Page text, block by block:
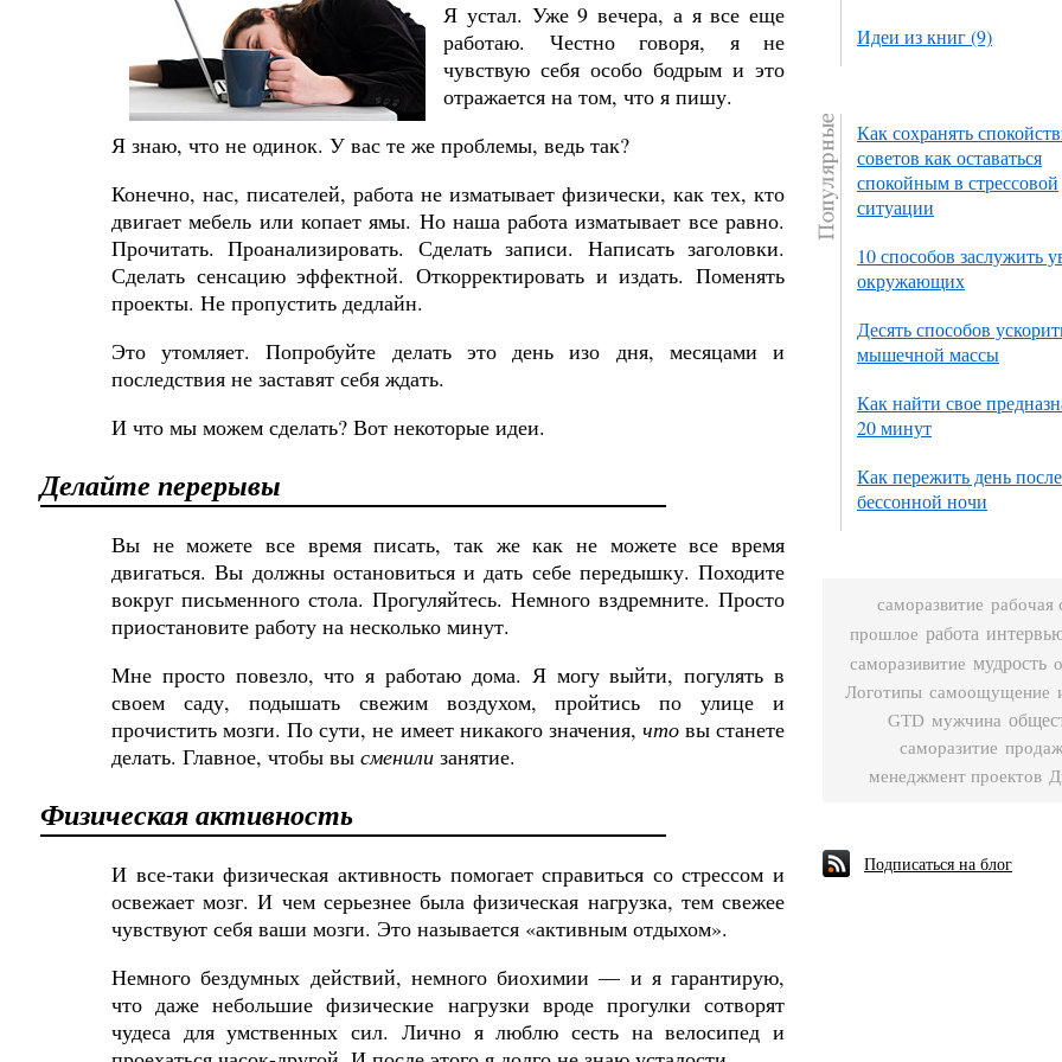
Я устал. Уже 9 вечера, а я все еще
работаю. Честно говоря, я не
чувствую себя особо бодрым и это
отражается на том, что я пишу.
Я знаю, что не одинок. У вас те же проблемы, ведь так?
Конечно, нас, писателей, работа не изматывает физически, как тех, кто
двигает мебель или копает ямы. Но наша работа изматывает все равно.
Прочитать. Проанализировать. Сделать записи. Написать заголовки.
Сделать сенсацию эффектной. Откорректировать и издать. Поменять
проекты. Не пропустить дедлайн.
Это утомляет. Попробуйте делать это день изо дня, месяцами и
последствия не заставят себя ждать.
И что мы можем сделать? Вот некоторые идеи.
Делайте перерывы
Вы не можете все время писать, так же как не можете все время
двигаться. Вы должны остановиться и дать себе передышку. Походите
вокруг письменного стола. Прогуляйтесь. Немного вздремните. Просто
приостановите работу на несколько минут.
Мне просто повезло, что я работаю дома. Я могу выйти, погулять в
своем саду, подышать свежим воздухом, пройтись по улице и
прочистить мозги. По сути, не имеет никакого значения, чтовы станете
делать. Главное, чтобы вы сменили занятие.
Физическая активность
И все-таки физическая активность помогает справиться со стрессом и
освежает мозг. И чем серьезнее была физическая нагрузка, тем свежее
чувствуют себя ваши мозги. Это называется «активным отдыхом».
Немного бездумных действий, немного биохимии — и я гарантирую,
что даже небольшие физические нагрузки вроде прогулки сотворят
чудеса для умственных сил. Лично я люблю сесть на велосипед и
Идеи из книг (9)
Как сохранять
советов как оставаться
спокойным в стрессовой
ситуации
10 способов заслужить
окружающих
Десять способов
мышечной массы
Как найти свое
20 минут
Как пережить день после
бессонной ночи
саморазвитие рабочая
прошлое работа
саморазивитие мудрость
Логотипы самоощущение
GTD мужчина
саморазитие
менеджмент проектов
Подписаться на блог